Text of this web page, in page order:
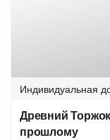
Индивидуальная
Древний
прошлому